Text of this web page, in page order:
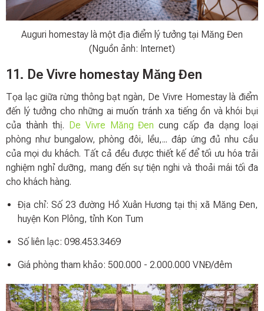
Auguri homestay là một địa điểm lý tưởng tại Măng Đen
(Nguồn ảnh: Internet)
11. De Vivre homestay Măng Đen
Tọa lạc giữa rừng thông bạt ngàn, De Vivre Homestay là điểm
đến lý tưởng cho những ai muốn tránh xa tiếng ồn và khói bụi
của thành thị.
De Vivre Măng Đen cung cấp đa dạng loại
phòng như bungalow, phòng đôi, lều,... đáp ứng đủ nhu cầu
của mọi du khách. Tất cả đều được thiết kế để tối ưu hóa trải
nghiệm nghỉ dưỡng, mang đến sự tiện nghi và thoải mái tối đa
cho khách hàng.
Địa chỉ: Số 23 đường Hồ Xuân Hương tại thị xã Măng Đen,
huyện Kon Plông, tỉnh Kon Tum
Số liên lạc: 098.453.3469
Giá phòng tham khảo: 500.000 - 2.000.000 VNĐ/đêm